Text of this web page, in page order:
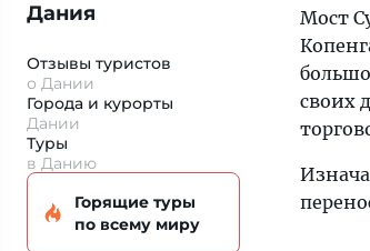
Дания
Отзывы туристов
о Дании
Города и курорты
Дании
Туры
в Данию
Горящие туры
по всему миру
Мост
своих